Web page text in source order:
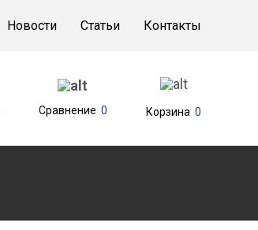
Новости Статьи Контакты
Сравнение 0 Корзина 0